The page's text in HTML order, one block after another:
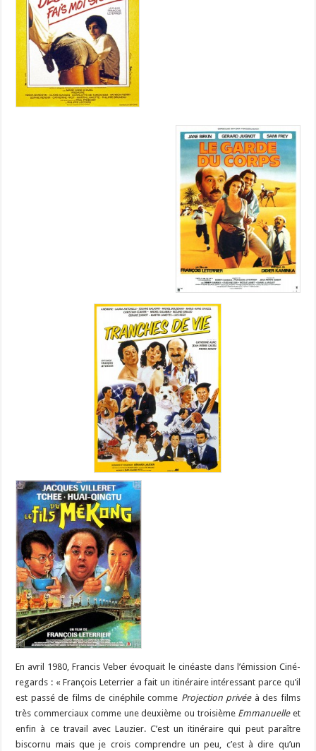
En avril 1980, Francis Veber évoquait le cinéaste dans l’émission Ciné-
regards : « François Leterrier a fait un itinéraire intéressant parce qu’il
est passé de films de cinéphile comme Projection privéeà des films
très commerciaux comme une deuxième ou troisième Emmanuelleet
enfin à ce travail avec Lauzier. C’est un itinéraire qui peut paraître
biscornu mais que je crois comprendre un peu, c’est à dire qu’un